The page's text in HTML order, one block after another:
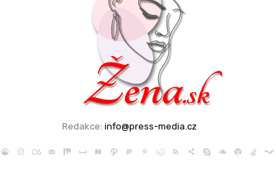
Redakce: info@press-media.cz